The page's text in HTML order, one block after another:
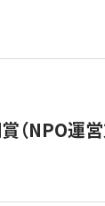
（NPO運